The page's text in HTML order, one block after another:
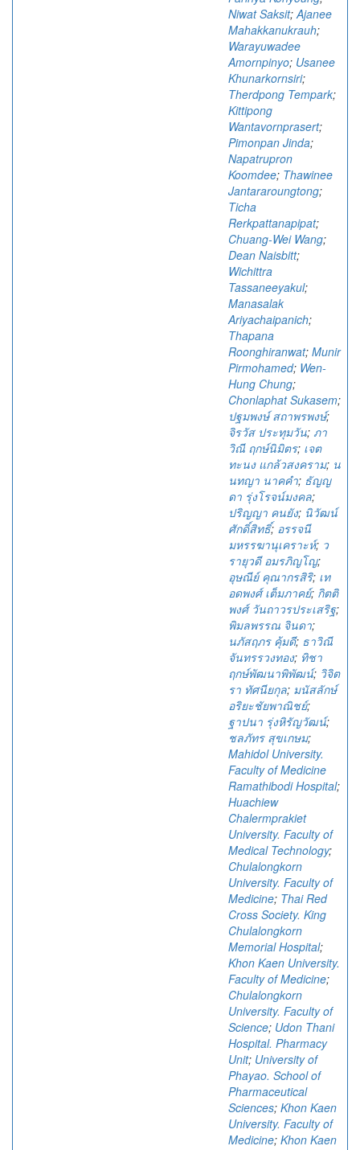
Niwat Saksit;Ajanee
Mahakkanukrauh;
Warayuwadee
Amornpinyo; Usanee
Khunarkornsiri;
Therdpong Tempark;
Kittipong
Wantavornprasert;
Pimonpan Jinda;
Napatrupron
Koomdee; Thawinee
Jantararoungtong;
Ticha
Rerkpattanapipat;
Chuang-Wei Wang;
Dean Naisbitt;
Wichittra
Tassaneeyakul;
Manasalak
Ariyachaipanich;
Thapana
Roonghiranwat; Munir
Pirmohamed; Wen-
Hung Chung;
Chonlaphat Sukasem;
ปฐมพงษ์ สถาพรพงษ์;
จิรวัส ประทุมวัน; ภา
วิณี ฤกษ์นิมิตร; เจต
ทะนง แกล้วสงคราม; น
นทญา นาคคำ; ธัญญ
ดา รุ่งโรจน์มงคล;
ปริญญา คนยัง; นิวัฒน์
ศักดิ์สิทธิ์; อรรจนี
มหรรฆานุเคราะห์; ว
รายุวดี อมรภิญโญ;
อุษณีย์ คุณากรสิริ; เท
อดพงศ์ เต็มภาคย์; กิตติ
พงศ์ วันถาวรประเสริฐ;
พิมลพรรณ จินดา;
นภัสฤภร คุ้มดี; ธาวิณี
จันทรรวงทอง; ทิชา
ฤกษ์พัฒนาพิพัฒน์; วิจิต
รา ทัศนียกุล; มนัสลักษ์
อริยะชัยพาณิชย์;
ฐาปนา รุ่งหิรัญวัฒน์;
ชลภัทร สุขเกษม;
Mahidol University.
Faculty of Medicine
Ramathibodi Hospital;
Huachiew
Chalermprakiet
University. Faculty of
Medical Technology;
Chulalongkorn
University. Faculty of
Medicine; Thai Red
Cross Society. King
Chulalongkorn
Memorial Hospital;
Khon Kaen University.
Faculty of Medicine;
Chulalongkorn
University. Faculty of
Science; Udon Thani
Hospital. Pharmacy
Unit; University of
Phayao. School of
Pharmaceutical
Sciences; Khon Kaen
University. Faculty of
Medicine; Khon Kaen